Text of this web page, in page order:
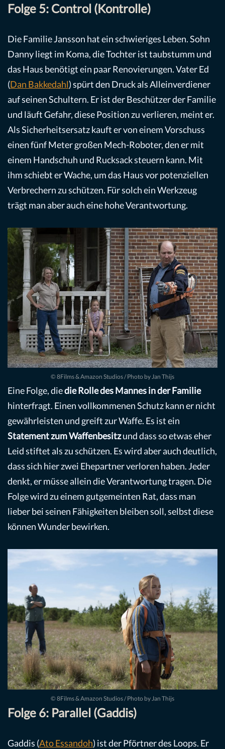
Folge 5: Control (Kontrolle)
Die Familie Jansson hat ein schwieriges Leben. Sohn
Danny liegt im Koma, die Tochter ist taubstumm und
das Haus benötigt ein paar Renovierungen. Vater Ed
(Dan Bakkedahl) spürt den Druck als Alleinverdiener
auf seinen Schultern. Er ist der Beschützer der Familie
und läuft Gefahr, diese Position zu verlieren, meint er.
Als Sicherheitsersatz kauft er von einem Vorschuss
einen fünf Meter großen Mech-Roboter, den er mit
einem Handschuh und Rucksack steuern kann. Mit
ihm schiebt er Wache, um das Haus vor potenziellen
Verbrechern zu schützen. Für solch ein Werkzeug
trägt man aber auch eine hohe Verantwortung.
© 8Films & Amazon Studios / Photo by Jan Thijs
Eine Folge, diedie Rolle des Mannes in der Familie
hinterfragt. Einen vollkommenen Schutz kann er nicht
gewährleisten und greift zur Waffe. Es ist ein
Statement zum Waffenbesitzund dass so etwas eher
Leid stiftet als zu schützen. Es wird aber auch deutlich,
dass sich hier zwei Ehepartner verloren haben. Jeder
denkt, er müsse allein die Verantwortung tragen. Die
Folge wird zu einem gutgemeinten Rat, dass man
lieber bei seinen Fähigkeiten bleiben soll, selbst diese
können Wunder bewirken.
© 8Films & Amazon Studios / Photo by Jan Thijs
Folge 6: Parallel (Gaddis)
Gaddis (Ato Essandoh) ist der Pförtner des Loops. Er